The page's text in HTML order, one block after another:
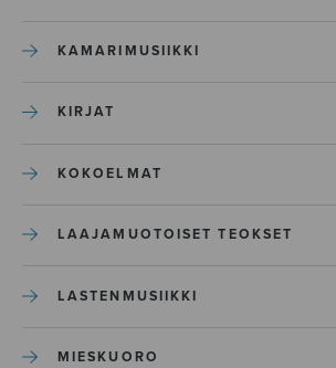
KAMARIMUSIIKKI
KIRJAT
KOKOELMAT
LAAJAMUOTOISET TEOKSET
LASTENMUSIIKKI
MIESKUORO